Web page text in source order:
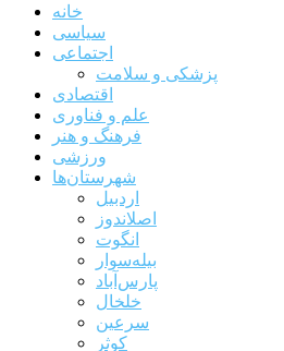
خانه
سیاسی
اجتماعی
پزشکی و سلامت
اقتصادی
علم و فناوری
فرهنگ و هنر
ورزشی
شهرستان‌ها
اردبیل
اصلاندوز
انگوت
بیله‌سوار
پارس‌آباد
خلخال
سرعین
کوثر